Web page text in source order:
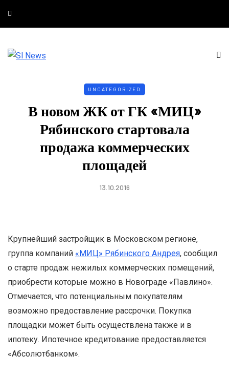
UNCATEGORIZED
В новом ЖК от ГК «МИЦ»
Рябинского стартовала
продажа коммерческих
площадей
13.10.2016
Крупнейший застройщик в Московском регионе,
группа компаний «МИЦ» Рябинского Андрея, сообщил
о старте продаж нежилых коммерческих помещений,
приобрести которые можно в Новограде «Павлино».
Отмечается, что потенциальным покупателям
возможно предоставление рассрочки. Покупка
площадки может быть осуществлена также и в
ипотеку. Ипотечное кредитование предоставляется
«Абсолютбанком».